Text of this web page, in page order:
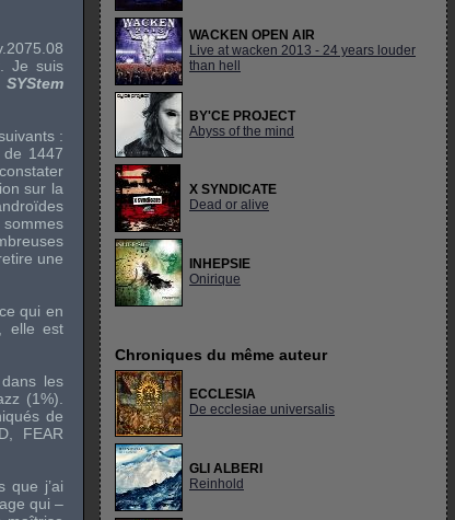
Je suis
:
de 1447
sur la
une
qui en
elle est
les
(1%).
de
FEAR
que j’ai
qui –
WACKEN OPEN AIR
Live at wacken 2013 - 24 years louder
than hell
BY'CE PROJECT
Abyss of the mind
X SYNDICATE
Dead or alive
INHEPSIE
Onirique
Chroniques du même auteur
ECCLESIA
De ecclesiae universalis
GLI ALBERI
Reinhold